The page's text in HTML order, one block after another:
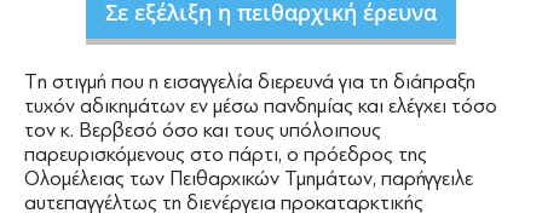
Σε εξέλιξη η πειθαρχική έρευνα
Tη στιγμή που η εισαγγελία διερευνά για τη διάπραξη
τυχόν αδικημάτων εν μέσω πανδημίας και ελέγχει τόσο
τον κ. Βερβεσό όσο και τους υπόλοιπους
παρευρισκόμενους στο πάρτι, ο πρόεδρος της
Ολομέλειας των Πειθαρχικών Τμημάτων, παρήγγειλε
αυτεπαγγέλτως τη διενέργεια προκαταρκτικής